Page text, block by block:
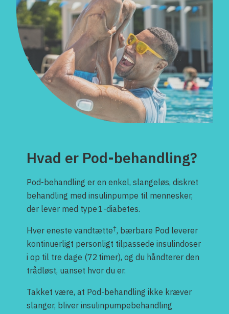
Hvad er Pod-behandling?
Pod-behandling er en enkel, slangeløs, diskret
behandling med insulinpumpe til mennesker,
der lever med type 1-diabetes.
Hver eneste vandtætte†, bærbare Pod leverer
kontinuerligt personligt tilpassede insulindoser
i op til tre dage (72 timer), og du håndterer den
trådløst, uanset hvor du er.
Takket være, at Pod-behandling ikke kræver
slanger, bliver insulinpumpebehandling